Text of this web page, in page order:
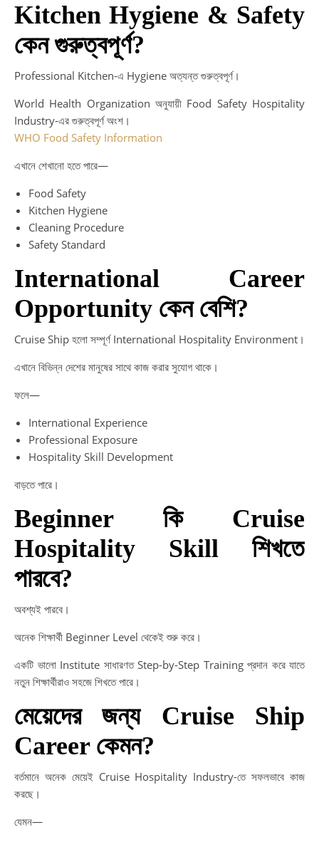
Kitchen Hygiene & Safety
কেন গুরুত্বপূর্ণ?
Professional Kitchen-এ Hygiene অত্যন্ত গুরুত্বপূর্ণ।
World Health Organization অনুযায়ী Food Safety Hospitality
Industry-এর গুরুত্বপূর্ণ অংশ।
WHO Food Safety Information
এখানে শেখানো হতে পারে—
Food Safety
Kitchen Hygiene
Cleaning Procedure
Safety Standard
International Career
Opportunity কেন বেশি?
Cruise Ship হলো সম্পূর্ণ International Hospitality Environment।
এখানে বিভিন্ন দেশের মানুষের সাথে কাজ করার সুযোগ থাকে।
ফলে—
International Experience
Professional Exposure
Hospitality Skill Development
বাড়তে পারে।
Beginner কি Cruise
Hospitality Skill শিখতে
পারবে?
অবশ্যই পারবে।
অনেক শিক্ষার্থী Beginner Level থেকেই শুরু করে।
একটি ভালো Institute সাধারণত Step-by-Step Training প্রদান করে যাতে
নতুন শিক্ষার্থীরাও সহজে শিখতে পারে।
মেয়েদের জন্য Cruise Ship
Career কেমন?
বর্তমানে অনেক মেয়েই Cruise Hospitality Industry-তে সফলভাবে কাজ
করছে।
যেমন—